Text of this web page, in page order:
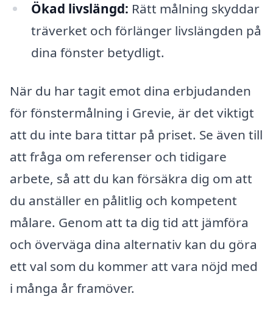
Ökad livslängd: Rätt målning skyddar
träverket och förlänger livslängden på
dina fönster betydligt.
När du har tagit emot dina erbjudanden
för fönstermålning i Grevie, är det viktigt
att du inte bara tittar på priset. Se även till
att fråga om referenser och tidigare
arbete, så att du kan försäkra dig om att
du anställer en pålitlig och kompetent
målare. Genom att ta dig tid att jämföra
och överväga dina alternativ kan du göra
ett val som du kommer att vara nöjd med
i många år framöver.